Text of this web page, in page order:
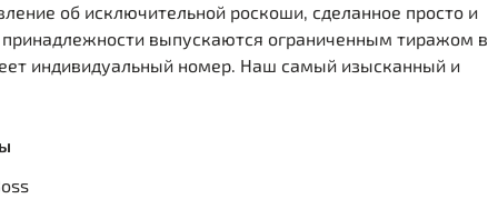
об исключительной роскоши, сделанное просто и
выпускаются ограниченным тиражом в
индивидуальный номер. Наш самый изысканный и